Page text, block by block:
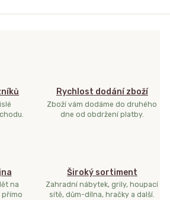
Rychlost dodání zboží
Zboží vám dodáme do druhého
dne od obdržení platby.
na
přímo
Široký sortiment
Zahradní nábytek, grily, houpací
sítě, dům-dílna, hračky a další.